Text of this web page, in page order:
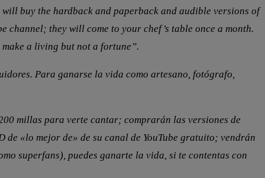
buy the hardback and paperback and audible versions of
channel; they will come to your chef’s table once a month.
a living but not a fortune”.
Para ganarse la vida como artesano, fotógrafo,
millas para verte cantar; comprarán las versiones de
«lo mejor de» de su canal de YouTube gratuito; vendrán
superfans), puedes ganarte la vida, si te contentas con